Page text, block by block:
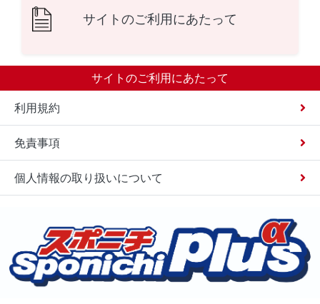
サイトのご利用にあたって
利用規約
免責事項
個人情報の取り扱いについて
サイトのご利用にあたって